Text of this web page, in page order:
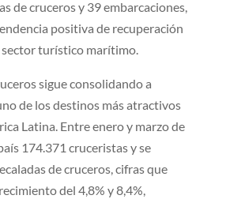
de cruceros y 39 embarcaciones,
positiva de recuperación
turístico marítimo.
sigue consolidando a
de los destinos más atractivos
Latina. Entre enero y marzo de
174.371 cruceristas y se
de cruceros, cifras que
del 4,8% y 8,4%,